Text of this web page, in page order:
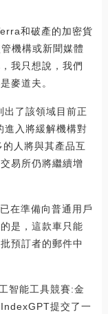
和破產的加密貨
機構或新聞媒體
我只想說，我們
麥道夫。
出了該領域目前正
進入將緩解機構對
人將與其產品互
易所仍將繼續增
在準備向普通用戶
是，這款車只能
預訂者的郵件中
智能工具競賽:金
提交了一